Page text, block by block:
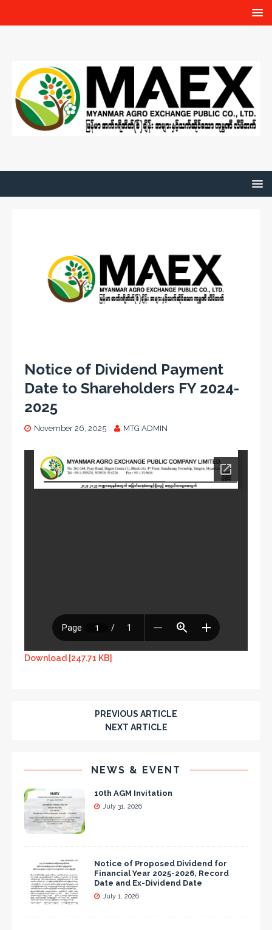
Notice of Dividend Payment
Date to Shareholders FY 2024-
2025
November 26, 2025 MTG ADMIN
Download [247.71 KB]
PREVIOUS ARTICLE
NEXT ARTICLE
NEWS & EVENT
10th AGM Invitation
July 31, 2026
Notice of Proposed Dividend for
Financial Year 2025-2026, Record
Date and Ex-Dividend Date
July 1, 2026